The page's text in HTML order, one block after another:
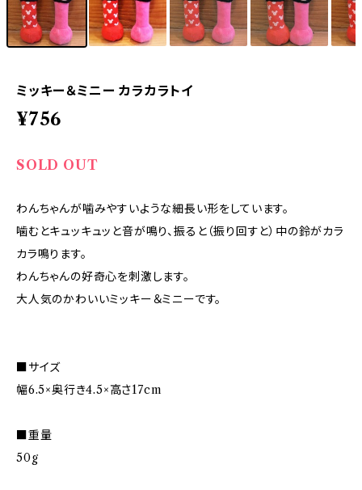
ミッキー＆ミニー カラカラトイ
¥756
SOLD OUT
わんちゃんが噛みやすいような細長い形をしています。
噛むとキュッキュッと音が鳴り、振ると（振り回すと）中の鈴がカラ
カラ鳴ります。
わんちゃんの好奇心を刺激します。
大人気のかわいいミッキー＆ミニーです。
■サイズ
幅6.5×奥行き4.5×高さ17cm
■重量
50g